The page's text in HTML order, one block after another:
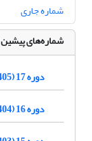
شماره جاری
شماره‌های
دوره 17 (1405)
دوره 16 (1404)